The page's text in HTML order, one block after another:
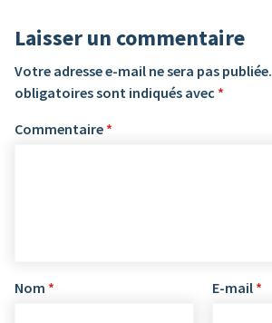
Laisser un commentaire
Votre adresse e-mail ne sera pas publiée.
obligatoires sont indiqués avec *
Commentaire *
Nom * E-mail *